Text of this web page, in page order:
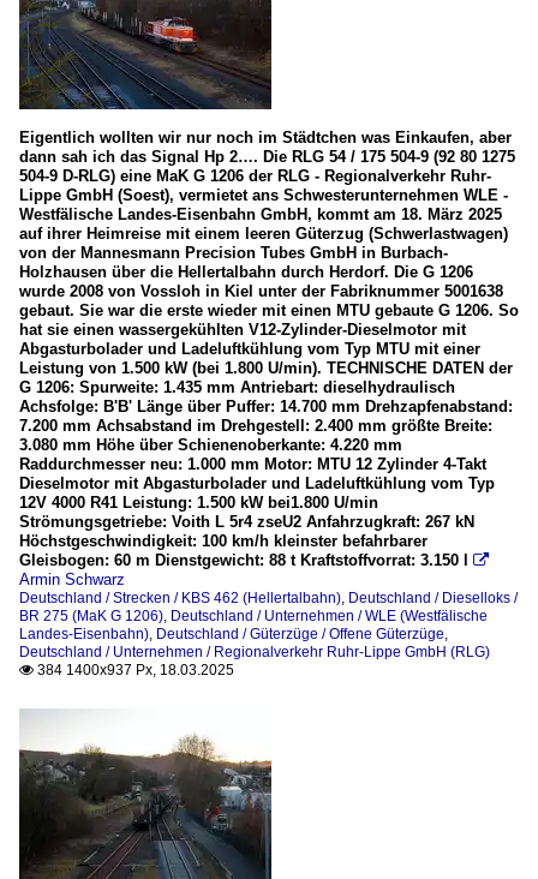
Eigentlich wollten wir nur noch im Städtchen was Einkaufen, aber
dann sah ich das Signal Hp 2…. Die RLG 54 / 175 504-9 (92 80 1275
504-9 D-RLG) eine MaK G 1206 der RLG - Regionalverkehr Ruhr-
Lippe GmbH (Soest), vermietet ans Schwesterunternehmen WLE -
Westfälische Landes-Eisenbahn GmbH, kommt am 18. März 2025
auf ihrer Heimreise mit einem leeren Güterzug (Schwerlastwagen)
von der Mannesmann Precision Tubes GmbH in Burbach-
Holzhausen über die Hellertalbahn durch Herdorf. Die G 1206
wurde 2008 von Vossloh in Kiel unter der Fabriknummer 5001638
gebaut. Sie war die erste wieder mit einen MTU gebaute G 1206. So
hat sie einen wassergekühlten V12-Zylinder-Dieselmotor mit
Abgasturbolader und Ladeluftkühlung vom Typ MTU mit einer
Leistung von 1.500 kW (bei 1.800 U/min). TECHNISCHE DATEN der
G 1206: Spurweite: 1.435 mm Antriebart: dieselhydraulisch
Achsfolge: B'B' Länge über Puffer: 14.700 mm Drehzapfenabstand:
7.200 mm Achsabstand im Drehgestell: 2.400 mm größte Breite:
3.080 mm Höhe über Schienenoberkante: 4.220 mm
Raddurchmesser neu: 1.000 mm Motor: MTU 12 Zylinder 4-Takt
Dieselmotor mit Abgasturbolader und Ladeluftkühlung vom Typ
12V 4000 R41 Leistung: 1.500 kW bei1.800 U/min
Strömungsgetriebe: Voith L 5r4 zseU2 Anfahrzugkraft: 267 kN
Höchstgeschwindigkeit: 100 km/h kleinster befahrbarer
Gleisbogen: 60 m Dienstgewicht: 88 t Kraftstoffvorrat: 3.150 l

Armin Schwarz
Deutschland / Strecken / KBS 462 (Hellertalbahn), Deutschland / Dieselloks /
BR 275 (MaK G 1206), Deutschland / Unternehmen / WLE (Westfälische
Landes-Eisenbahn), Deutschland / Güterzüge / Offene Güterzüge,
Deutschland / Unternehmen / Regionalverkehr Ruhr-Lippe GmbH (RLG)
 384 1400x937 Px, 18.03.2025